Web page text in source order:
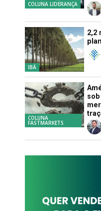
COLUNA LIDERANÇA
IBÁ
2,2
COLUNA
FASTMARKETS